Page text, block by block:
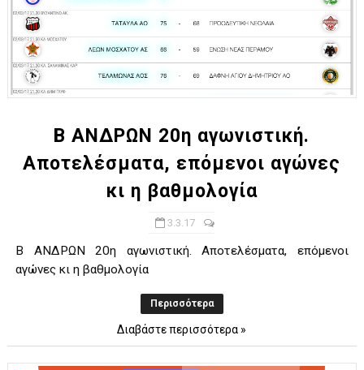
Β ΑΝΔΡΩΝ 20η αγωνιστική.
Αποτελέσματα, επόμενοι αγώνες
κι η βαθμολογία
3.3.17
Β ΑΝΔΡΩΝ 20η αγωνιστική. Αποτελέσματα, επόμενοι
αγώνες κι η βαθμολογία
Περισσότερα
Διαβάστε περισσότερα »